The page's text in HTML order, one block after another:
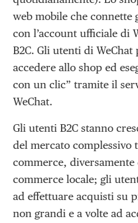
web mobile che
con l’account ufficiale di
B2C. Gli utenti di
accedere allo shop ed
con un clic” tramite il
WeChat.
Gli utenti B2C stanno
del mercato complessivo
commerce, diversamente
commerce locale; gli
ad effettuare acquisti su
non grandi e a volte ad